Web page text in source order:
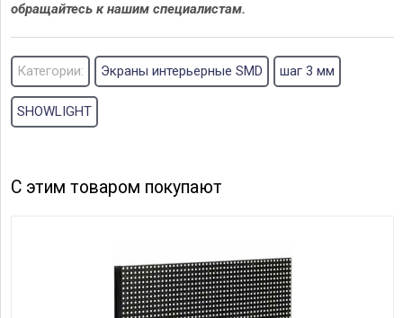
обращайтесь к нашим специалистам.
Категории: Экраны интерьерные SMD шаг 3 мм
SHOWLIGHT
С этим товаром покупают